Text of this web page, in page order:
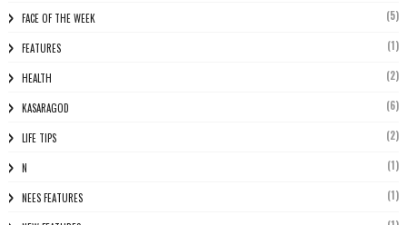
FACE OF THE WEEK (5)
FEATURES (1)
HEALTH (2)
KASARAGOD (6)
LIFE TIPS (2)
N (1)
NEES FEATURES (1)